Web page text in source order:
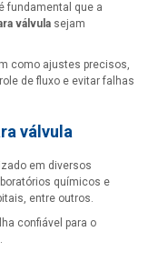
fundamental que a
válvula sejam
como ajustes precisos,
de fluxo e evitar falhas
válvula
em diversos
químicos e
entre outros.
confiável para o